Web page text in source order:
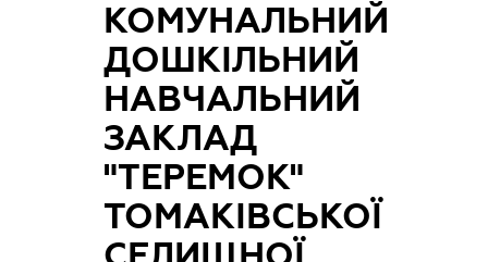
КОМУНАЛЬНИЙ
ДОШКІЛЬНИЙ
НАВЧАЛЬНИЙ
ЗАКЛАД
"ТЕРЕМОК"
ТОМАКІВСЬКОЇ